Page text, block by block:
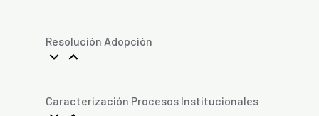
Resolución Adopción
Caracterización Procesos Institucionales